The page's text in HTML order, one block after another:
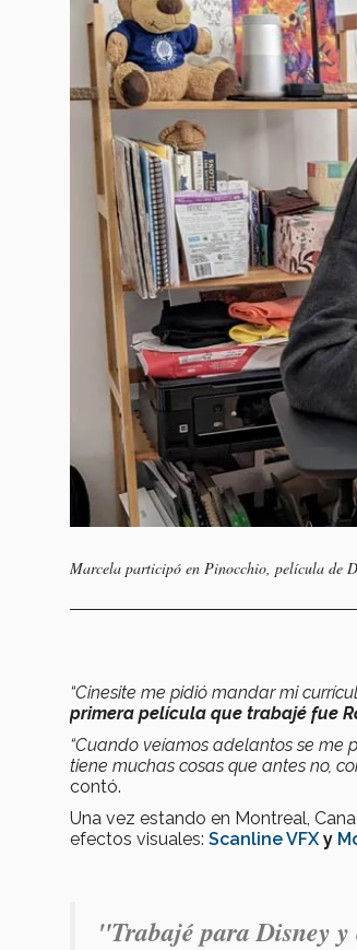
Marcela participó en Pinocchio, película de
“Cinesite me pidió mandar mi
primera película que trabajé fue
“Cuando veíamos adelantos se me
tiene muchas cosas que antes no,
contó.
Una vez estando en Montreal,
efectos visuales: Scanline VFX y
"Trabajé para Disney